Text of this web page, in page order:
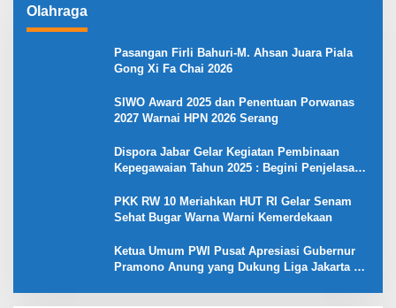
Olahraga
Pasangan Firli Bahuri-M. Ahsan Juara Piala
Gong Xi Fa Chai 2026
SIWO Award 2025 dan Penentuan Porwanas
2027 Warnai HPN 2026 Serang
Dispora Jabar Gelar Kegiatan Pembinaan
Kepegawaian Tahun 2025 : Begini Penjelasan
PKK RW 10 Meriahkan HUT RI Gelar Senam
Sehat Bugar Warna Warni Kemerdekaan
Ketua Umum PWI Pusat Apresiasi Gubernur
Pramono Anung yang Dukung Liga Jakarta U-